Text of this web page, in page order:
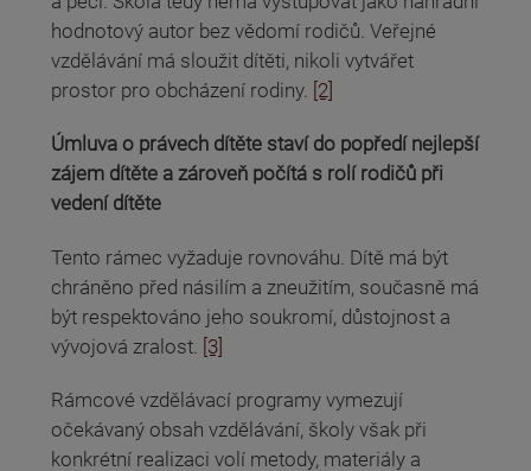
hodnotový autor bez vědomí rodičů. Veřejné
vzdělávání má sloužit dítěti, nikoli vytvářet
prostor pro obcházení rodiny. [2]
Úmluva o právech dítěte staví do popředí nejlepší
zájem dítěte a zároveň počítá s rolí rodičů při
vedení dítěte
Tento rámec vyžaduje rovnováhu. Dítě má být
chráněno před násilím a zneužitím, současně má
být respektováno jeho soukromí, důstojnost a
vývojová zralost. [3]
Rámcové vzdělávací programy vymezují
očekávaný obsah vzdělávání, školy však při
konkrétní realizaci volí metody, materiály a